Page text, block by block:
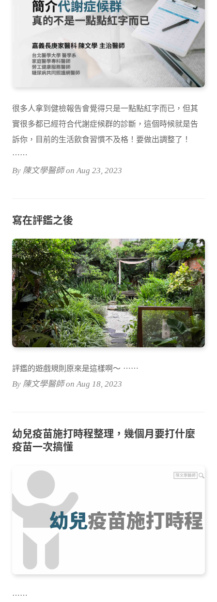
很多人拿到健檢報告會覺得只是一點點紅字而已，但其
實很多都已經符合代謝症候群的診斷，這個時候就是告
訴你，目前的生活飲食習慣不及格！要做出調整了！
⋯⋯
By 陳文學醫師 on Aug 23, 2023
寫在評鑑之後
評鑑的遊戲規則原來是這樣啊～ ⋯⋯
By 陳文學醫師 on Aug 18, 2023
幼兒疫苗施打時程整理，幾個月要打什麼
疫苗一次搞懂
⋯⋯